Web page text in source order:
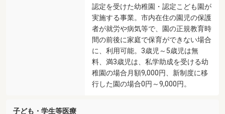
認定を受けた幼稚園・認定こども園が
実施する事業。市内在住の園児の保護
者が就労や病気等で、園の正規教育時
間の前後に家庭で保育ができない場合
に、利用可能。3歳児～5歳児は無
料、満3歳児は、私学助成を受ける幼
稚園の場合月額9,000円、新制度に移
行した園の場合0円～9,000円。
子ども・学生等医療